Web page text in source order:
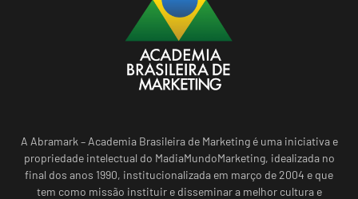
A Abramark – Academia Brasileira de Marketing é uma iniciativa e
propriedade intelectual do MadiaMundoMarketing, idealizada no
final dos anos 1990, institucionalizada em março de 2004 e que
tem como missão instituir e disseminar a melhor cultura e